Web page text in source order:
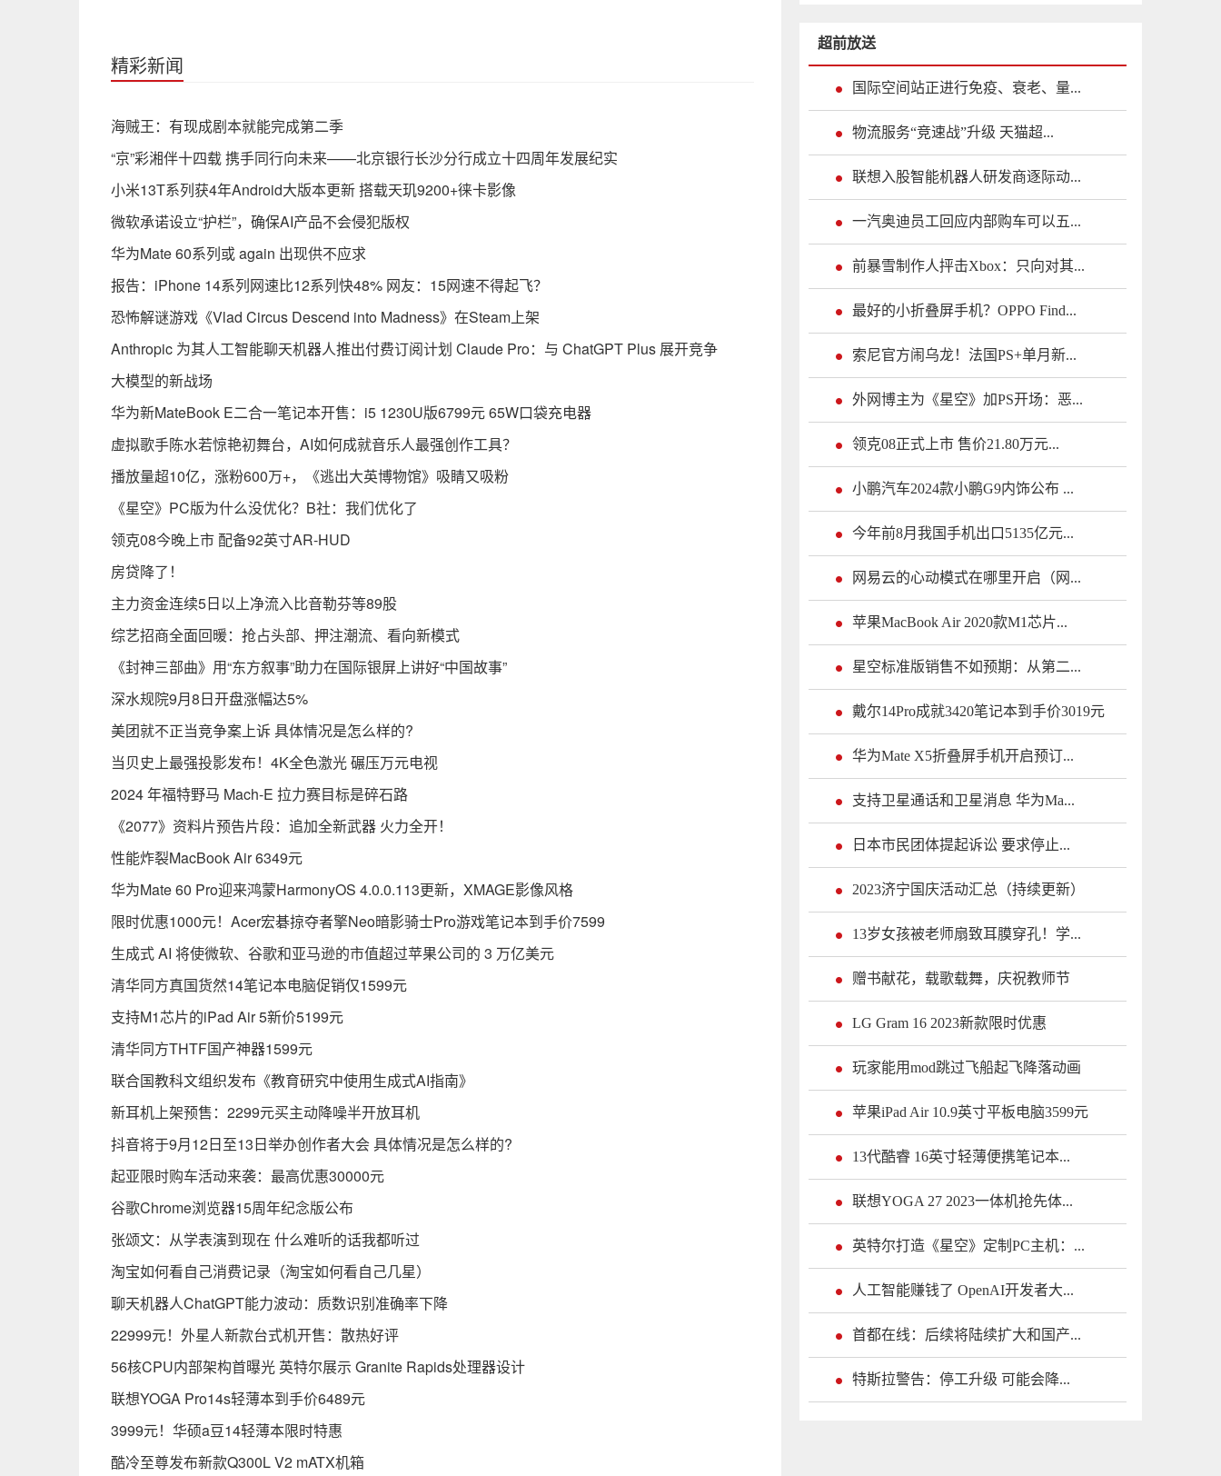
精彩新闻
海贼王：有现成剧本就能完成第二季
“京”彩湘伴十四载 携手同行向未来——北京银行长沙分行成立十四周年发展纪实
小米13T系列获4年Android大版本更新 搭载天玑9200+徕卡影像
微软承诺设立“护栏”，确保AI产品不会侵犯版权
华为Mate 60系列或 again 出现供不应求
报告：iPhone 14系列网速比12系列快48% 网友：15网速不得起飞？
恐怖解谜游戏《Vlad Circus Descend into Madness》在Steam上架
Anthropic 为其人工智能聊天机器人推出付费订阅计划 Claude Pro：与 ChatGPT Plus 展开竞争
大模型的新战场
华为新MateBook E二合一笔记本开售：i5 1230U版6799元 65W口袋充电器
虚拟歌手陈水若惊艳初舞台，AI如何成就音乐人最强创作工具？
播放量超10亿，涨粉600万+，《逃出大英博物馆》吸睛又吸粉
《星空》PC版为什么没优化？B社：我们优化了
领克08今晚上市 配备92英寸AR-HUD
房贷降了！
主力资金连续5日以上净流入比音勒芬等89股
综艺招商全面回暖：抢占头部、押注潮流、看向新模式
《封神三部曲》用“东方叙事”助力在国际银屏上讲好“中国故事”
深水规院9月8日开盘涨幅达5%
美团就不正当竞争案上诉 具体情况是怎么样的?
当贝史上最强投影发布！4K全色激光 碾压万元电视
2024 年福特野马 Mach-E 拉力赛目标是碎石路
《2077》资料片预告片段：追加全新武器 火力全开！
性能炸裂MacBook Air 6349元
华为Mate 60 Pro迎来鸿蒙HarmonyOS 4.0.0.113更新，XMAGE影像风格
限时优惠1000元！Acer宏碁掠夺者擎Neo暗影骑士Pro游戏笔记本到手价7599
生成式 AI 将使微软、谷歌和亚马逊的市值超过苹果公司的 3 万亿美元
清华同方真国货然14笔记本电脑促销仅1599元
支持M1芯片的iPad Air 5新价5199元
清华同方THTF国产神器1599元
联合国教科文组织发布《教育研究中使用生成式AI指南》
新耳机上架预售：2299元买主动降噪半开放耳机
抖音将于9月12日至13日举办创作者大会 具体情况是怎么样的?
起亚限时购车活动来袭：最高优惠30000元
谷歌Chrome浏览器15周年纪念版公布
张颂文：从学表演到现在 什么难听的话我都听过
淘宝如何看自己消费记录（淘宝如何看自己几星）
聊天机器人ChatGPT能力波动：质数识别准确率下降
22999元！外星人新款台式机开售：散热好评
56核CPU内部架构首曝光 英特尔展示 Granite Rapids处理器设计
联想YOGA Pro14s轻薄本到手价6489元
3999元！华硕a豆14轻薄本限时特惠
酷冷至尊发布新款Q300L V2 mATX机箱
超前放送
国际空间站正进行免疫、衰老、量...
物流服务“竞速战”升级 天猫超...
联想入股智能机器人研发商逐际动...
一汽奥迪员工回应内部购车可以五...
前暴雪制作人抨击Xbox：只向对其...
最好的小折叠屏手机？OPPO Find...
索尼官方闹乌龙！法国PS+单月新...
外网博主为《星空》加PS开场：恶...
领克08正式上市 售价21.80万元...
小鹏汽车2024款小鹏G9内饰公布 ...
今年前8月我国手机出口5135亿元...
网易云的心动模式在哪里开启（网...
苹果MacBook Air 2020款M1芯片...
星空标准版销售不如预期：从第二...
戴尔14Pro成就3420笔记本到手价3019元
华为Mate X5折叠屏手机开启预订...
支持卫星通话和卫星消息 华为Ma...
日本市民团体提起诉讼 要求停止...
2023济宁国庆活动汇总（持续更新）
13岁女孩被老师扇致耳膜穿孔！学...
赠书献花，载歌载舞，庆祝教师节
LG Gram 16 2023新款限时优惠
玩家能用mod跳过飞船起飞降落动画
苹果iPad Air 10.9英寸平板电脑3599元
13代酷睿 16英寸轻薄便携笔记本...
联想YOGA 27 2023一体机抢先体...
英特尔打造《星空》定制PC主机：...
人工智能赚钱了 OpenAI开发者大...
首都在线：后续将陆续扩大和国产...
特斯拉警告：停工升级 可能会降...